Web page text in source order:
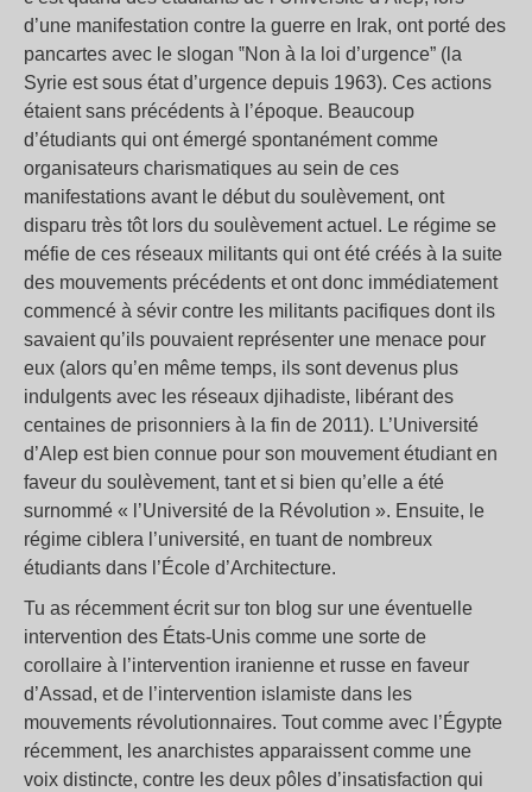
d’une manifestation contre la guerre en Irak, ont porté des
pancartes avec le slogan ‟Non à la loi d’urgence” (la
Syrie est sous état d’urgence depuis 1963). Ces actions
étaient sans précédents à l’époque. Beaucoup
d’étudiants qui ont émergé spontanément comme
organisateurs charismatiques au sein de ces
manifestations avant le début du soulèvement, ont
disparu très tôt lors du soulèvement actuel. Le régime se
méfie de ces réseaux militants qui ont été créés à la suite
des mouvements précédents et ont donc immédiatement
commencé à sévir contre les militants pacifiques dont ils
savaient qu’ils pouvaient représenter une menace pour
eux (alors qu’en même temps, ils sont devenus plus
indulgents avec les réseaux djihadiste, libérant des
centaines de prisonniers à la fin de 2011). L’Université
d’Alep est bien connue pour son mouvement étudiant en
faveur du soulèvement, tant et si bien qu’elle a été
surnommé « l’Université de la Révolution ». Ensuite, le
régime ciblera l’université, en tuant de nombreux
étudiants dans l’École d’Architecture.
Tu as récemment écrit sur ton blog sur une éventuelle
intervention des États-Unis comme une sorte de
corollaire à l’intervention iranienne et russe en faveur
d’Assad, et de l’intervention islamiste dans les
mouvements révolutionnaires. Tout comme avec l’Égypte
récemment, les anarchistes apparaissent comme une
voix distincte, contre les deux pôles d’insatisfaction qui